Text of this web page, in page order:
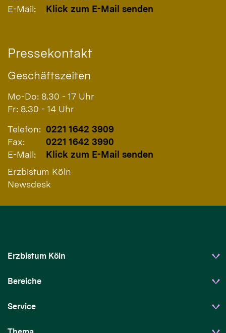
E-Mail:
Klick zum E-Mail senden
Pressekontakt
Geschäftszeiten
Mo-Do: 8.30 - 17 Uhr
Fr: 8.30 - 14 Uhr
Telefon: 0221 1642 3909
Fax:
0221 1642 3990
E-Mail:
Klick zum E-Mail senden
Erzbistum Köln
Newsdesk
Erzbistum Köln
Bereiche
Service